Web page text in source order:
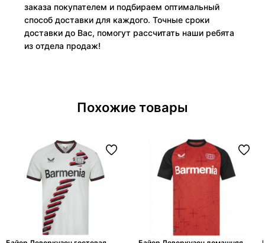
заказа покупателем и подбираем оптимальный
способ доставки для каждого. Точные сроки
доставки до Вас, помогут рассчитать наши ребята
из отдела продаж!
Похожие товары